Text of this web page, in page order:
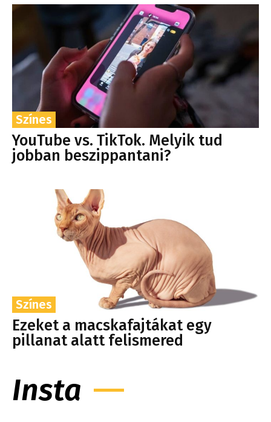
Színes
YouTube vs. TikTok. Melyik tud
jobban beszippantani?
Színes
Ezeket a macskafajtákat egy
pillanat alatt felismered
Insta